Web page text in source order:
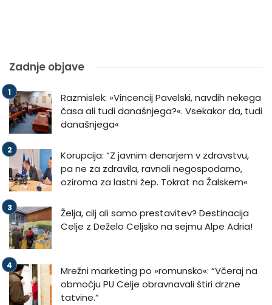
Zadnje objave
Razmislek: »Vincencij Pavelski, navdih nekega
časa ali tudi današnjega?«. Vsekakor da, tudi
današnjega«
Korupcija: “Z javnim denarjem v zdravstvu,
pa ne za zdravila, ravnali negospodarno,
oziroma za lastni žep. Tokrat na Žalskem«
Želja, cilj ali samo prestavitev? Destinacija
Celje z Deželo Celjsko na sejmu Alpe Adria!
Mrežni marketing po »romunsko«: “Včeraj na
območju PU Celje obravnavali štiri drzne
tatvine.”